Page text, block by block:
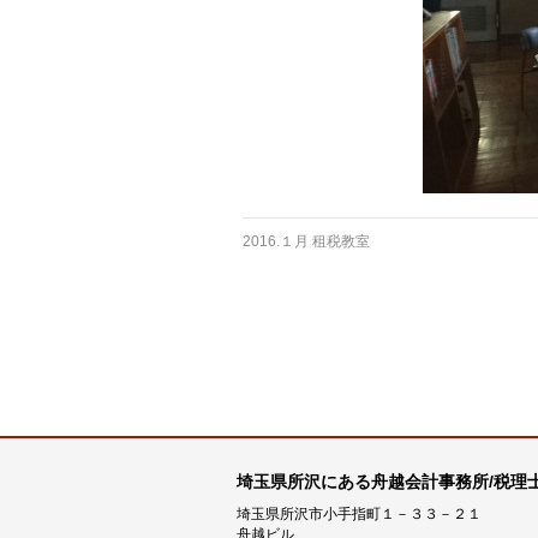
2016.１月 租税教室
埼玉県所沢にある舟越会計事務所/税理
埼玉県所沢市小手指町１－３３－２１
舟越ビル